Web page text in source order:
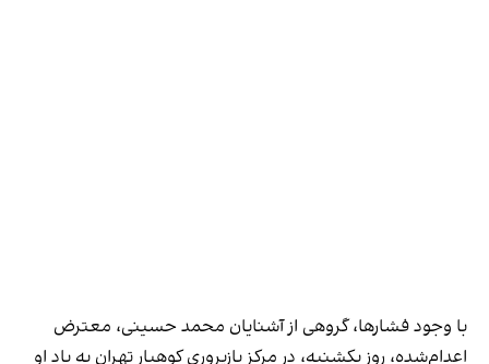
با وجود فشارها، گروهی از آشنایان محمد حسینی، معترض
اعدام‌شده، روز یکشنبه، در مرکز بازپروری کوهیار تهران به یاد او